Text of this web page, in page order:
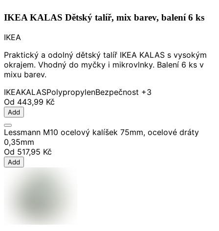
IKEA KALAS Dětský talíř, mix barev, balení 6 ks
IKEA
Praktický a odolný dětský talíř IKEA KALAS s vysokým
okrajem. Vhodný do myčky i mikrovlnky. Balení 6 ks v
mixu barev.
IKEAKALASPolypropylenBezpečnost +3
Od 443,99 Kč
Add
Lessmann M10 ocelový kalíšek 75mm, ocelové dráty
0,35mm
Od 517,95 Kč
Add